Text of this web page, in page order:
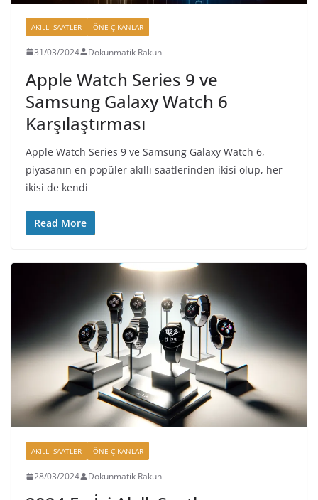
AKILLI SAATLER ÖNE ÇIKANLAR
31/03/2024 Dokunmatik Rakun
Apple Watch Series 9 ve
Samsung Galaxy Watch 6
Karşılaştırması
Apple Watch Series 9 ve Samsung Galaxy Watch 6,
piyasanın en popüler akıllı saatlerinden ikisi olup, her
ikisi de kendi
Read More
AKILLI SAATLER ÖNE ÇIKANLAR
28/03/2024 Dokunmatik Rakun